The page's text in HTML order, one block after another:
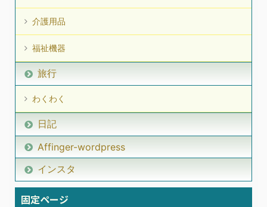
介護用品
福祉機器
旅行
わくわく
日記
Affinger-wordpress
インスタ
固定ページ